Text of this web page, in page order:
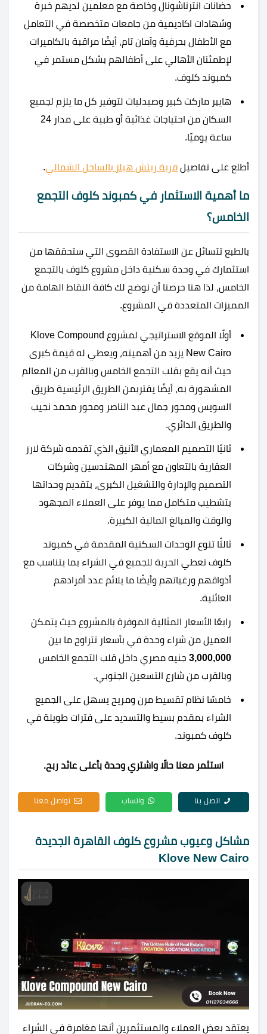
حضانات انترناشونال وخاصة مع معلمين لديهم خبرة
وشهادات اكاديمية من جامعات متخصصة في التعامل
مع الأطفال بحرفية وآمان تام، أيضًا مراقبة بالكاميرات
لإطمئنان الأهالي على أطفالهم بشكل مستمر في
كمبوند كلوف.
هايبر ماركت كبير وصيدليات لتوفير كل ما يلزم لجميع
السكان من احتياجات غذائية أو طبية على مدار 24
ساعة يوميًا.
أطلع على تفاصيل قرية ريتش هيلز بالساحل الشمالي.
ما أهمية الاستثمار في كمبوند كلوف التجمع
الخامس؟
بالطبع تتسائل عن الاستفادة القصوى التي ستحققها من
استثمارك في وحدة سكنية داخل مشروع كلوف بالتجمع
الخامس، لذا هنا حرصنا أن نوضح لك كافة النقاط الهامة من
المميزات المتعددة في المشروع.
أولًا الموقع الاستراتيجي لمشروع Klove Compound
New Cairo يزيد من أهميته، ويعطي له قيمة كبرى
حيث أنه يقع بقلب التجمع الخامس وبالقرب من المعالم
المشهورة به، أيضًا يقتربمن الطريق الرئيسية طريق
السويس ومحور جمال عبد الناصر ومحور محمد نجيب
والطريق الدائري.
ثانيًا التصميم المعماري الأنيق الذي تقدمه شركة لارز
العقارية بالتعاون مع أمهر المهندسين وشركات
التصميم والإدارة والتشغيل الكبرى، بتقديم وحداتها
بتشطيب متكامل مما يوفر على العملاء المجهود
والوقت والمبالغ المالية الكبيرة.
ثالثًا تنوع الوحدات السكنية المقدمة في كمبوند
كلوف تعطي الحرية للجميع في الشراء بما يتناسب مع
أذواقهم ورغباتهم وأيضًا ما يلائم عدد أفرادهم
العائلية.
رابعًا الأسعار المثالية الموفرة بالمشروع حيث يتمكن
العميل من شراء وحدة في بأسعار تتراوح ما بين
3,000,000 جنيه مصري داخل قلب التجمع الخامس
وبالقرب من شارع التسعين الجنوبي.
خامسًا نظام تقسيط مرن ومريح يسهل على الجميع
الشراء بمقدم بسيط والتسديد على فترات طويلة في
كلوف كمبوند.
استثمر معنا حالًا واشتري وحدة بأعلى عائد ربح.
اتصل بنا واتساب تواصل معنا
مشاكل وعيوب مشروع كلوف القاهرة الجديدة
Klove New Cairo
يعتقد بعض العملاء والمستثمرين أنها مغامرة في الشراء